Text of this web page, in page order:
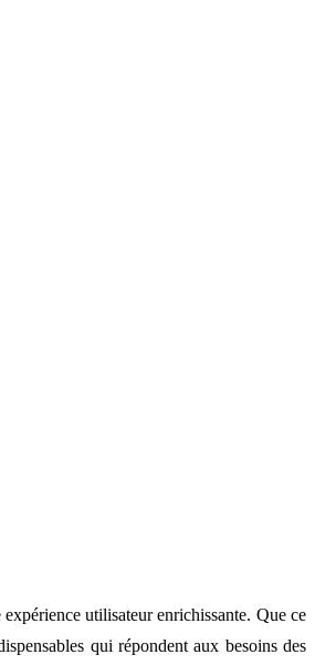
utilisateur enrichissante. Que ce
qui répondent aux besoins des